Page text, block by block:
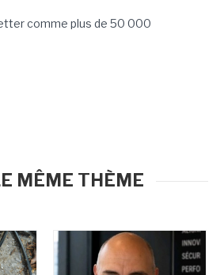
comme plus de 50 000
MÊME THÈME